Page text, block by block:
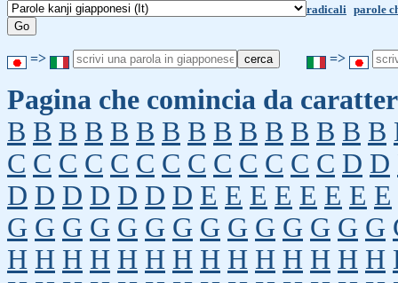
radicali parole
=> =>
Pagina che comincia da
B B B B B B B B B B B B B B B
C C C C C C C C C C C C C D D
D D D D D D D E E E E E E E E
G G G G G G G G G G G G G G
H H H H H H H H H H H H H H